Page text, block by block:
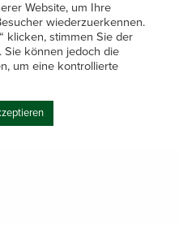
17.00
Website, um Ihre
wiederzuerkennen.
klicken, stimmen Sie der
Sie können jedoch die
um eine kontrollierte